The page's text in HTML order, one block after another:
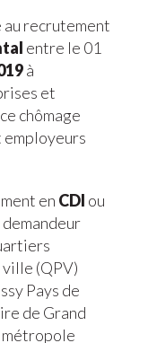
au recrutement
entre le 01
à
et
chômage
en CDI ou
demandeur
(QPV)
Pays de
de Grand
métropole